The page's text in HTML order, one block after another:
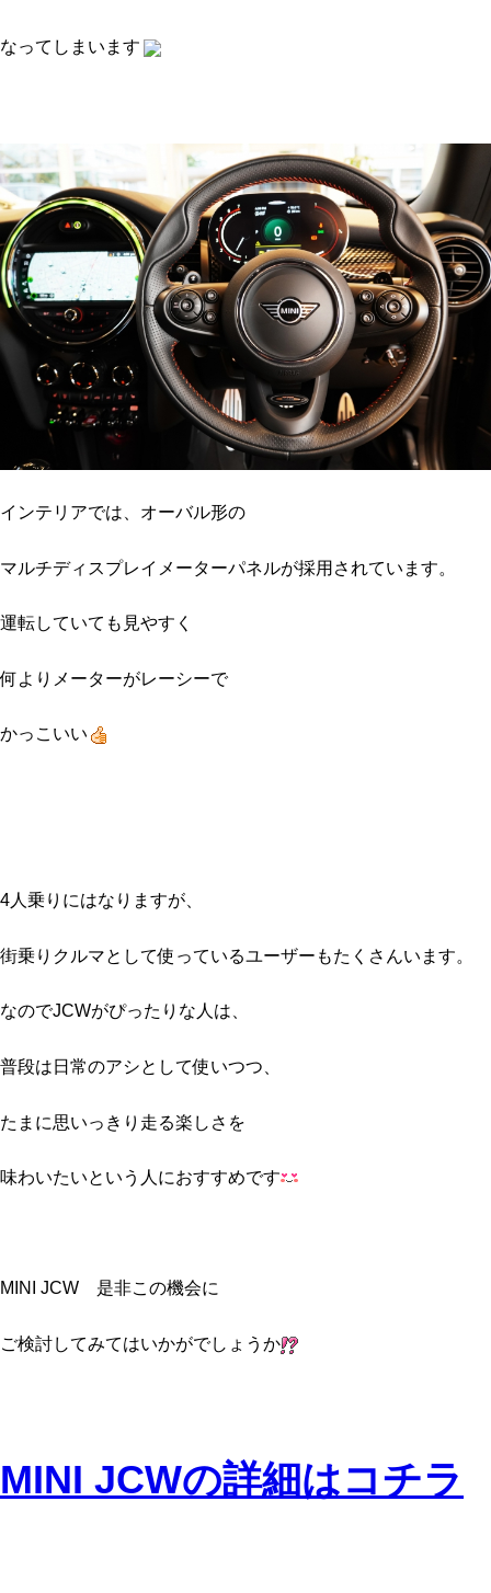
なってしまいます
インテリアでは、オーバル形の
マルチディスプレイメーターパネルが採用されています。
運転していても見やすく
何よりメーターがレーシーで
かっこいい
4人乗りにはなりますが、
街乗りクルマとして使っているユーザーもたくさんいます。
なのでJCWがぴったりな人は、
普段は日常のアシとして使いつつ、
たまに思いっきり走る楽しさを
味わいたいという人におすすめです
MINI JCW 是非この機会に
ご検討してみてはいかがでしょうか
MINI JCWの詳細はコチラ